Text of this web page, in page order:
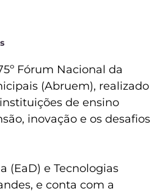
Fórum Nacional da
(Abruem), realizado
de ensino
inovação e os desafios
(EaD) e Tecnologias
e conta com a